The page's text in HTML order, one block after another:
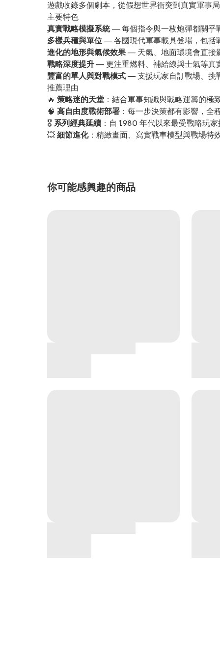
遊戲收錄多個劇本，從假想世界衝突到真實軍事
主要特色
真實戰略模擬系統— 每個指令與一枚炮彈都關乎
多樣兵種與單位 — 各國現代軍事載具登場，包括
進化的地形與氣候效果 — 天氣、地面環境會直接
戰略深度提升 — 更注重燃料、補給線與士氣等真
豐富的單人與對戰模式 — 支援玩家自訂戰場、挑
推薦理由
🔥 策略迷的天堂 ：結合軍事知識與戰略運籌的極
🧠 高自由度戰術部署 ：每一步決策都有影響，全
🎖️ 系列經典延續 ：自 1980 年代以來最受戰略玩
💥 細節進化：精緻畫面、寫實戰車模型與戰場特
你可能感興趣的商品